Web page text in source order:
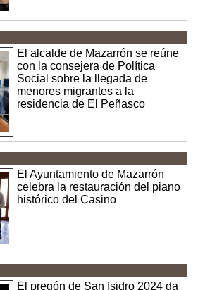
El alcalde de Mazarrón se reúne
con la consejera de Política
Social sobre la llegada de
menores migrantes a la
residencia de El Peñasco
El Ayuntamiento de Mazarrón
celebra la restauración del piano
histórico del Casino
El pregón de San Isidro 2024 da